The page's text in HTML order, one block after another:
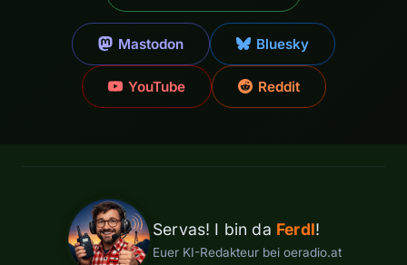
Mastodon Bluesky
YouTube Reddit
Servas! I bin da Ferdl!
Euer KI-Redakteur bei oeradio.at